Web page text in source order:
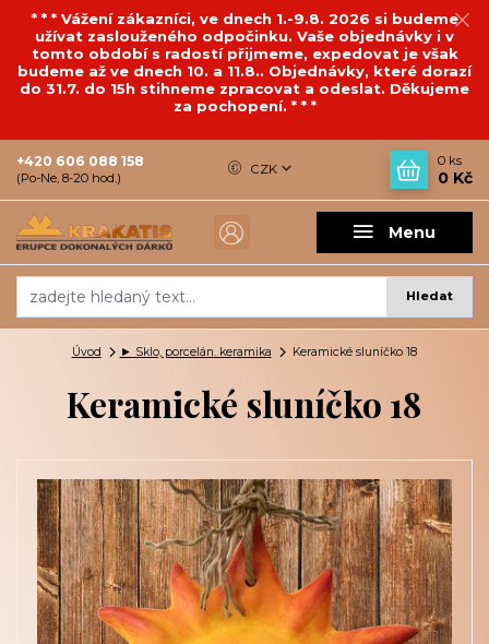
* * * Vážení zákazníci, ve dnech 1.-9.8. 2026 si budeme
užívat zaslouženého odpočinku. Vaše objednávky i v
tomto období s radostí přijmeme, expedovat je však
budeme až ve dnech 10. a 11.8.. Objednávky, které dorazí
do 31.7. do 15h stihneme zpracovat a odeslat. Děkujeme
za pochopení. * * *
Menu
CZK
Hledat
+420 606 088 158
(Po-Ne, 8-20 hod.)
0 ks
0 Kč
Úvod ► Sklo, porcelán. keramika Keramické sluníčko 18
Keramické sluníčko 18